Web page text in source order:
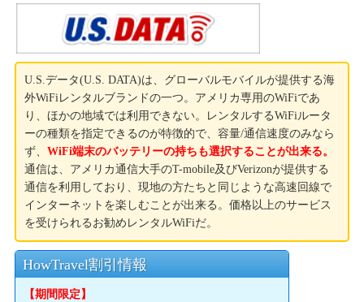
U.S.データ(U.S. DATA)は、グローバルモバイルが提供する海
外WiFiレンタルブランドの一つ。アメリカ専用のWiFiであ
り、ほかの地域では利用できない。レンタルするWiFiルータ
ーの種類を指定できるのが特徴的で、容量/通信速度のみなら
ず、WiFi端末のバッテリーの持ちも選択することが出来る。
通信は、アメリカ通信大手のT-mobile及びVerizonが提供する
通信を利用しており、現地の方たちと同じような高速回線で
インターネットを楽しむことが出来る。価格以上のサービス
を受けられるお勧めレンタルWiFiだ。
HowTravel割引情報
【期間限定】